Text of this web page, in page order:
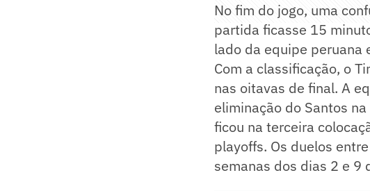
No fim do jogo, uma
partida ficasse 15
lado da equipe peruana
Com a classificação, o
nas oitavas de final. A
eliminação do Santos
ficou na terceira
playoffs. Os duelos
semanas dos dias 2 e 9